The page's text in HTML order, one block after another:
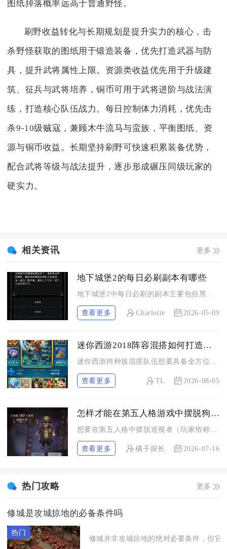
图纸掉落概率远高于普通野怪。
刷野收益转化与长期规划是提升实力的核心，击
杀野怪获取的图纸用于锻造装备，优先打造武器与防
具，提升武将属性上限。资源类收益优先用于升级建
筑、征兵与武将培养，铜币可用于武将进阶与战法演
练，打造核心队伍战力。每日控制体力消耗，优先击
杀9-10级贼寇，兼顾木牛流马与蛮族，平衡图纸、资
源与铜币收益。长期坚持刷野可快速积累装备优势，
配合武将等级与战法提升，逐步形成碾压同级玩家的
硬实力。
相关资讯 更多
地下城堡2的每日必刷副本有哪些
查看更多 Charlotte 2026-05-09
迷你西游2018阵容混搭如何打造强悍的队伍
迷你西游跨种族混搭队伍想要具备全方位碾压能力，核心思路是以兽...
查看更多 TL 2026-08-05
怎样才能在第五人格游戏中摆脱狗的束缚
查看更多 橘子探长 2026-07-16
热门攻略 更多
修城是攻城掠地的必备条件吗
修城并非攻城掠地的绝对必要条件，但它